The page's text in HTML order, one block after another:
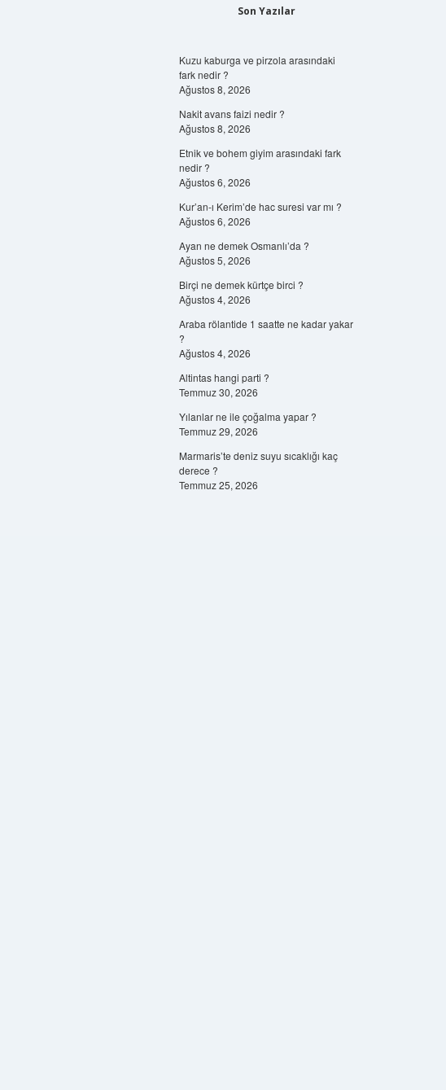
Son Yazılar
Kuzu kaburga ve pirzola arasındaki
fark nedir ?
Ağustos 8, 2026
Nakit avans faizi nedir ?
Ağustos 8, 2026
Etnik ve bohem giyim arasındaki fark
nedir ?
Ağustos 6, 2026
Kur’an-ı Kerim’de hac suresi var mı ?
Ağustos 6, 2026
Ayan ne demek Osmanlı’da ?
Ağustos 5, 2026
Birçi ne demek kürtçe birci ?
Ağustos 4, 2026
Araba rölantide 1 saatte ne kadar yakar
?
Ağustos 4, 2026
Altintas hangi parti ?
Temmuz 30, 2026
Yılanlar ne ile çoğalma yapar ?
Temmuz 29, 2026
Marmaris’te deniz suyu sıcaklığı kaç
derece ?
Temmuz 25, 2026